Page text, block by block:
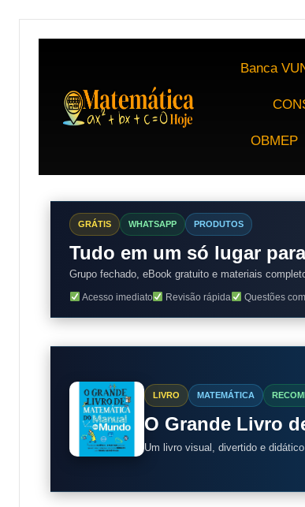
Banca
OBMEP
GRÁTIS WHATSAPP PRODUTOS
Tudo em um só lugar
Grupo fechado, eBook gratuito e materiais
Acesso imediato Revisão rápida Questões
LIVRO MATEMÁTICA
O Grande Livro
Um livro visual, divertido e